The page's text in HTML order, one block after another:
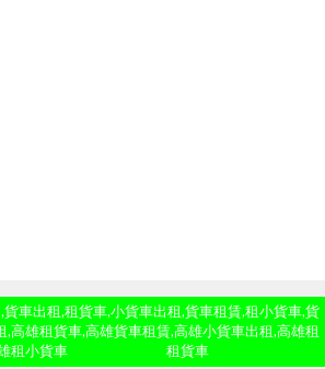
,貨車出租,租貨車,小貨車出租,貨車租賃,租小貨車,貨
,高雄租貨車,高雄貨車租賃,高雄小貨車出租,高雄租
租小貨車
租貨車